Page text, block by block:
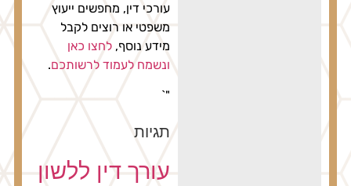
עורכי דין, מחפשים ייעוץ
משפטי או רוצים לקבל
מידע נוסף,לחצו כאן
ונשמח לעמוד לרשותכם.
עורך דין ללשון